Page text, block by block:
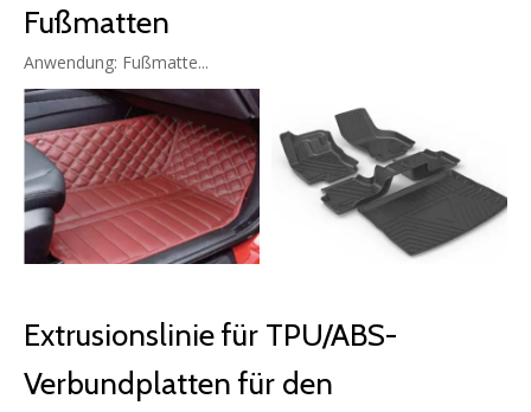
Fußmatten
Anwendung: Fußmatte...
Extrusionslinie für TPU/ABS-
Verbundplatten für den